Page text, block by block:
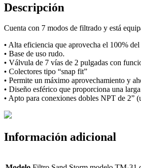
Descripción
Cuenta con 7 modos de filtrado y está
• Alta eficiencia que aprovecha el 100%
• Base de uso rudo.
• Válvula de 7 vías de 2 pulgadas con
• Colectores tipo “snap fit”
• Permite un máximo aprovechamiento y
• Diseño esférico que proporciona una
• Apto para conexiones dobles NPT de 2”
Información adicional